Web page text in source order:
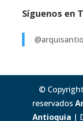
Síguenos en
©
reservados
Antioquia |